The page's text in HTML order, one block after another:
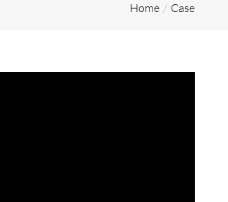
Home / Case